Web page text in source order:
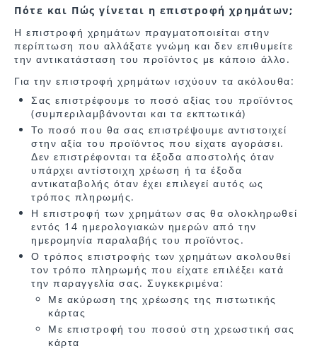
Πότε και Πώς γίνεται η επιστροφή χρημάτων;
Η επιστροφή χρημάτων πραγματοποιείται στην
περίπτωση που αλλάξατε γνώμη και δεν επιθυμείτε
την αντικατάσταση του προϊόντος με κάποιο άλλο.
Για την επιστροφή χρημάτων ισχύουν τα ακόλουθα:
Σας επιστρέφουμε το ποσό αξίας του προϊόντος
(συμπεριλαμβάνονται και τα εκπτωτικά)
Το ποσό που θα σας επιστρέψουμε αντιστοιχεί
στην αξία του προϊόντος που είχατε αγοράσει.
Δεν επιστρέφονται τα έξοδα αποστολής όταν
υπάρχει αντίστοιχη χρέωση ή τα έξοδα
αντικαταβολής όταν έχει επιλεγεί αυτός ως
τρόπος πληρωμής.
Η επιστροφή των χρημάτων σας θα ολοκληρωθεί
εντός 14 ημερολογιακών ημερών από την
ημερομηνία παραλαβής του προϊόντος.
Ο τρόπος επιστροφής των χρημάτων ακολουθεί
τον τρόπο πληρωμής που είχατε επιλέξει κατά
την παραγγελία σας. Συγκεκριμένα:
Με ακύρωση της χρέωσης της πιστωτικής
κάρτας
Με επιστροφή του ποσού στη χρεωστική σας
κάρτα